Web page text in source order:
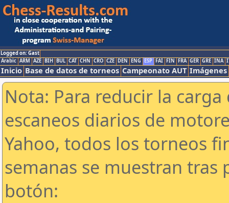
Logged on: Gast
Arabic ARM AZE BIH BUL CAT CHN CRO CZE DEN ENG ESP FAI FIN FRA GER GRE INA
Inicio Base de datos de torneos Campeonato AUT Imágenes
Nota: Para reducir la
escaneos diarios de
Yahoo, todos los torneos
semanas se muestran tras
botón: